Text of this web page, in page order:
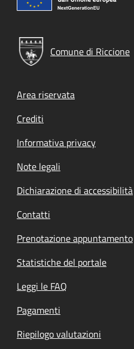
Comune di Riccione
Footer menu
Area riservata
Crediti
Informativa privacy
Note legali
Dichiarazione di accessibilità
Contatti
Prenotazione appuntamento
Statistiche del portale
Leggi le FAQ
Pagamenti
Riepilogo valutazioni